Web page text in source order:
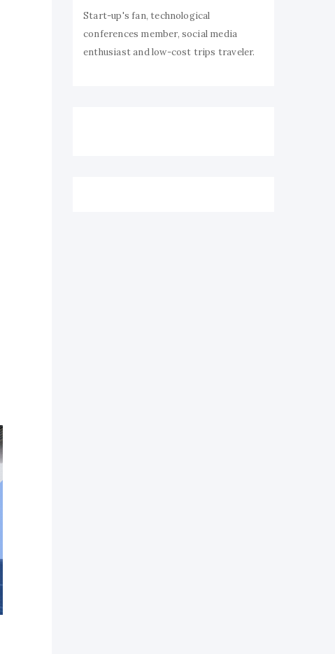
Start-up's fan, technological
conferences member, social media
enthusiast and low-cost trips traveler.